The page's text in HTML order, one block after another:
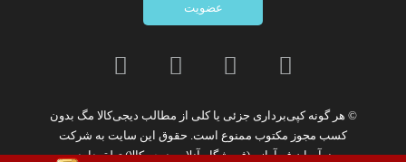
عضویت
© هر گونهکپی‌برداری جزئی یا کلی از مطالب دیجی‌کالا مگ بدون
کسب مجوز مکتوب ممنوع است. حقوق این سایت به شرکت
نوآوران فن‌آوازه (فروشگاه آنلاین دیجی‌کالا)تعلق دارد.